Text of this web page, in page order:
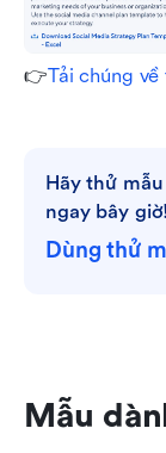
👉Tải chúng về
Hãy thử
ngay bây giờ!
Dùng thử
Mẫu